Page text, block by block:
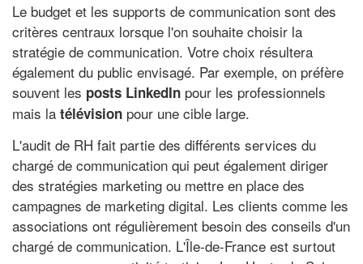
Le budget et les supports de communication sont des
critères centraux lorsque l'on souhaite choisir la
stratégie de communication. Votre choix résultera
également du public envisagé. Par exemple, on préfère
souvent les posts LinkedIn pour les professionnels
mais la télévision pour une cible large.
L'audit de RH fait partie des différents services du
chargé de communication qui peut également diriger
des stratégies marketing ou mettre en place des
campagnes de marketing digital. Les clients comme les
associations ont régulièrement besoin des conseils d'un
chargé de communication. L'Île-de-France est surtout